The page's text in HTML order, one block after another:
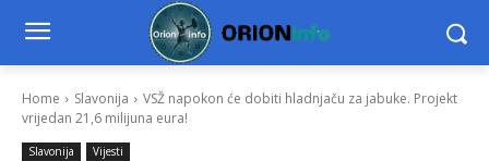
Home Slavonija
VSŽ napokon će dobiti hladnjaču za jabuke. Projekt
vrijedan 21,6 milijuna eura!
Slavonija Vijesti